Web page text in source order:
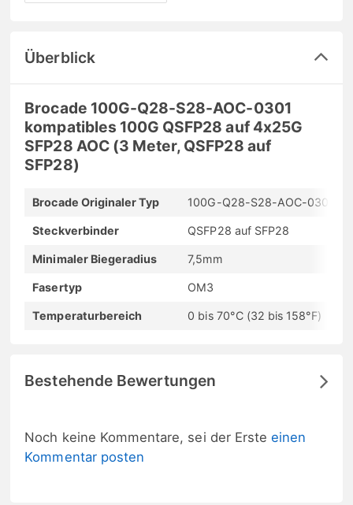
Überblick
Brocade 100G-Q28-S28-AOC-0301
kompatibles 100G QSFP28 auf 4x25G
SFP28 AOC (3 Meter, QSFP28 auf
SFP28)
Brocade Originaler Typ 100G-Q28-S28-AOC-0301
Steckverbinder QSFP28 auf SFP28
Minimaler Biegeradius 7,5mm
Fasertyp OM3
Temperaturbereich 0 bis 70°C (32 bis 158°F)
Bestehende Bewertungen
Noch keine Kommentare, sei der Ersteeinen
Kommentar posten